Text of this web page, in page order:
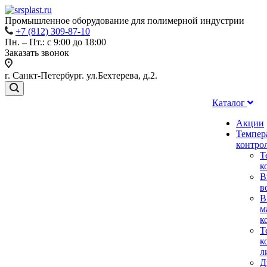
Промышленное оборудование для полимерной индустрии
+7 (812) 309-87-10
Пн. – Пт.: с 9:00 до 18:00
Заказать звонок
г. Санкт-Петербург. ул.Бехтерева, д.2.
Каталог
Акции